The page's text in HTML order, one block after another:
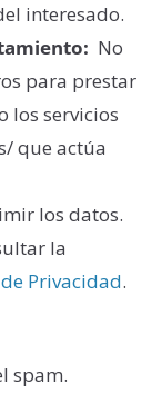
interesado.
No
para prestar
los servicios
que actúa
los datos.
la
Privacidad.
spam.